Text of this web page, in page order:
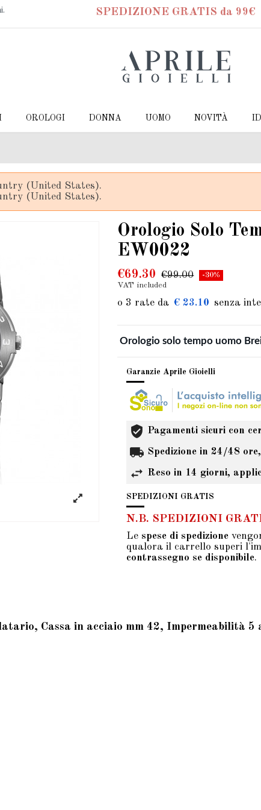
SPEDIZIONE GRATIS da 99€
OROLOGI DONNA UOMO NOVITÀ
(United States).
(United States).
Orologio Solo
EW0022
€69.30 €99.00
-30%
VAT included
€ 23.10
Orologio solo tempo uomo
Garanzie Aprile Gioielli
Pagamenti sicuri con
Spedizione in 24/48
Reso in 14 giorni,
SPEDIZIONI GRATIS
N.B. SPEDIZIONI
Le spese di spedizione
qualora il carrello superi
contrassegno se disponibile.
Cassa in acciaio mm 42, Impermeabilità